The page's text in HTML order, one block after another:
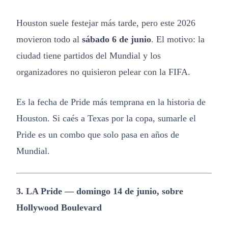
Houston suele festejar más tarde, pero este 2026
movieron todo al sábado 6 de junio. El motivo: la
ciudad tiene partidos del Mundial y los
organizadores no quisieron pelear con la FIFA.
Es la fecha de Pride más temprana en la historia de
Houston. Si caés a Texas por la copa, sumarle el
Pride es un combo que solo pasa en años de
Mundial.
3. LA Pride — domingo 14 de junio, sobre
Hollywood Boulevard